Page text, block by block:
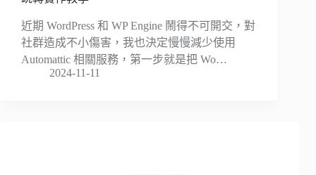
近期 WordPress 和 WP Engine 鬧得不可開交，對
社群造成不小傷害，我也決定慢慢減少使用
Automattic 相關服務，第一步就是把 Wo…
2024-11-11